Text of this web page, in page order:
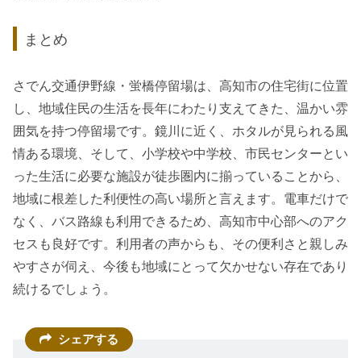
まとめ
さでん交通伊野線・蛍橋停留場は、高知市の住宅街に位置
し、地域住民の生活を長年にわたり支えてきた、温かい雰
囲気を持つ停留場です。鏡川に近く、ホタルが見られる風
情ある環境、そして、小学校や中学校、市民センターとい
った生活に必要な施設が徒歩圏内に揃っていることから、
地域に根差した利便性の高い場所と言えます。電車だけで
なく、バス路線も利用できるため、高知市中心部へのアク
セスも良好です。利用者の声からも、その便利さと親しみ
やすさが伺え、今後も地域にとって欠かせない存在であり
続けるでしょう。
シェアする